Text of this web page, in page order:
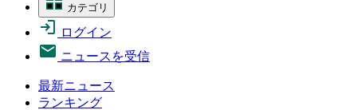
カテゴリ
ログイン
ニュースを受信
最新ニュース
ランキング